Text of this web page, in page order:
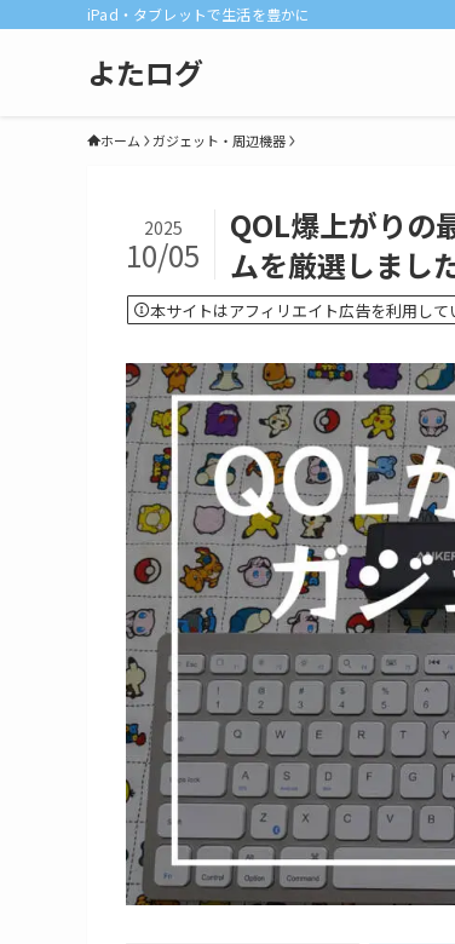
iPad・タブレットで生活を豊かに
よたログ
ホーム ガジェット・周辺機器
QOL爆上がりの
ムを厳選しまし
2025
10/05
本サイトはアフィリエイト広告を利用して